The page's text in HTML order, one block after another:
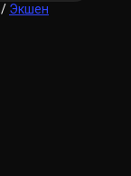
/ Экшен